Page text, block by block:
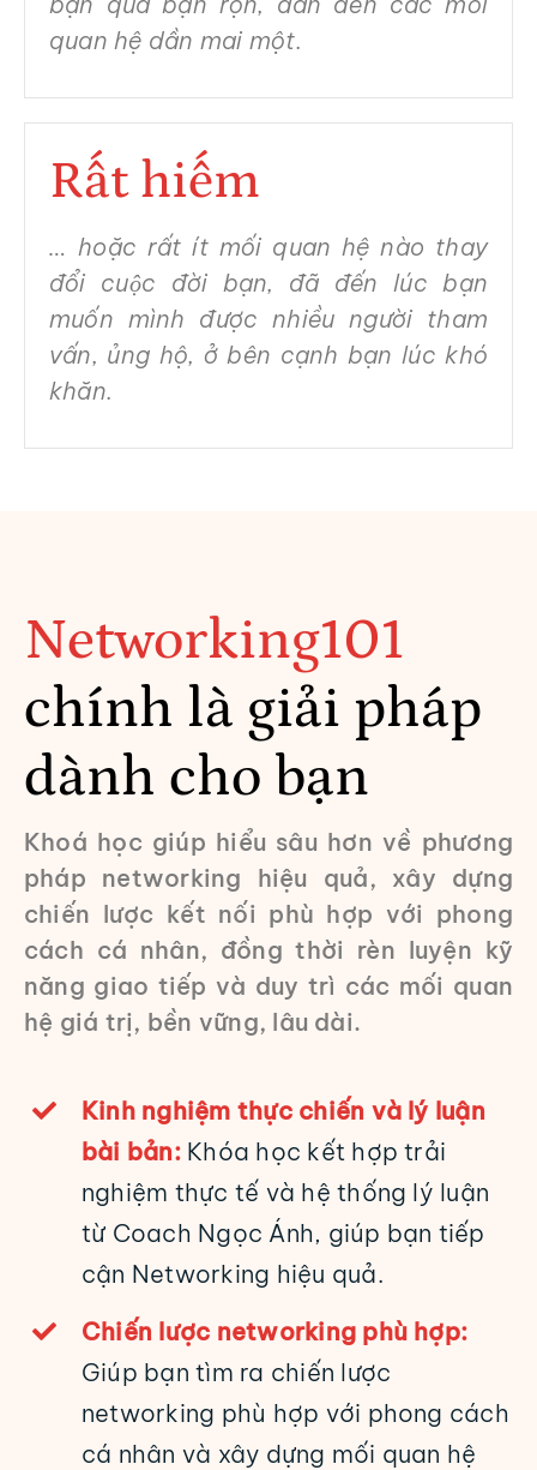
quan hệ dần mai một.
Rất hiếm
… hoặc rất ít mối quan hệ nào thay
đổi cuộc đời bạn, đã đến lúc bạn
muốn mình được nhiều người tham
vấn, ủng hộ, ở bên cạnh bạn lúc khó
khăn.
Networking101
chính là giải pháp
dành cho bạn
Khoá học giúp hiểu sâu hơn về phương
pháp networking hiệu quả, xây dựng
chiến lược kết nối phù hợp với phong
cách cá nhân, đồng thời rèn luyện kỹ
năng giao tiếp và duy trì các mối quan
hệ giá trị, bền vững, lâu dài.
Kinh nghiệm thực chiến và lý luận
bài bản:Khóa học kết hợp trải
nghiệm thực tế và hệ thống lý luận
từ Coach Ngọc Ánh, giúp bạn tiếp
cận Networking hiệu quả.
Chiến lược networking phù hợp:
Giúp bạn tìm ra chiến lược
networking phù hợp với phong cách
cá nhân và xây dựng mối quan hệ